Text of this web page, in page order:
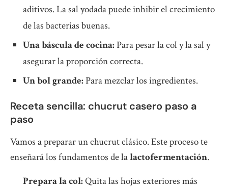
aditivos. La sal yodada puede inhibir el crecimiento
de las bacterias buenas.
Una báscula de cocina: Para pesar la col y la sal y
asegurar la proporción correcta.
Un bol grande: Para mezclar los ingredientes.
Receta sencilla: chucrut casero paso a
paso
Vamos a preparar un chucrut clásico. Este proceso te
enseñará los fundamentos de lalactofermentación.
Prepara la col:Quita las hojas exteriores más